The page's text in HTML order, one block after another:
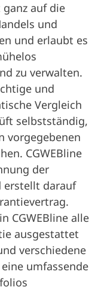
auf die
und
und erlaubt es
zu verwalten.
und
Vergleich
selbstständig,
vorgegebenen
CGWEBline
der
erstellt darauf
CGWEBline alle
ausgestattet
verschiedene
umfassende